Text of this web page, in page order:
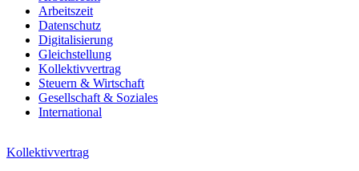
Arbeitszeit
Datenschutz
Digitalisierung
Gleichstellung
Kollektivvertrag
Steuern & Wirtschaft
Gesellschaft & Soziales
International
Kollektivvertrag